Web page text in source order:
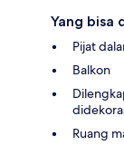
Yang bisa
Pijat
Balkon
Ruang